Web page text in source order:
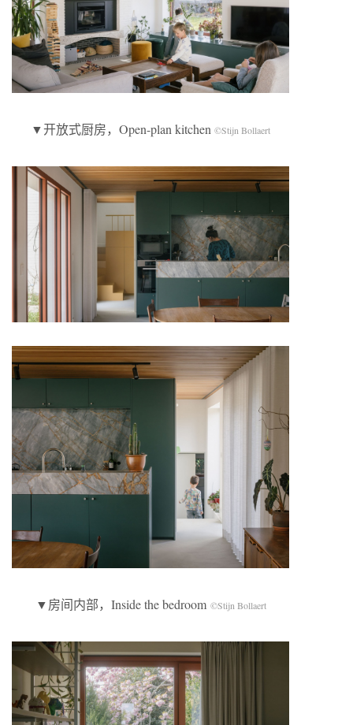
▼开放式厨房，Open-plan kitchen ©Stijn Bollaert
▼房间内部，Inside the bedroom ©Stijn Bollaert